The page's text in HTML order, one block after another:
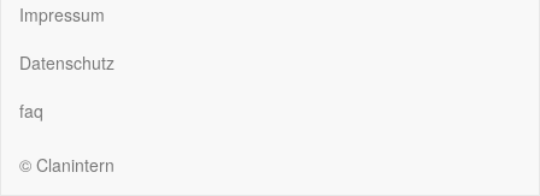
Impressum
Datenschutz
faq
© Clanintern